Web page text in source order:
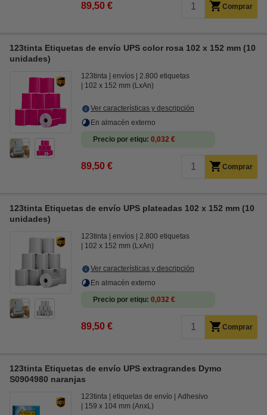
89,50 € Comprar
123tinta Etiquetas de envío UPS color rosa 102 x 152 mm (10
unidades)
123tinta envíos
2.800 etiquetas
102 x 152 mm (LxAn)
Ver características y descripción
En almacén externo
Precio por etiqu 0,032 €
89,50 € Comprar
123tinta Etiquetas de envío UPS plateadas 102 x 152 mm (10
unidades)
123tinta envíos
2.800 etiquetas
102 x 152 mm (LxAn)
Ver características y descripción
En almacén externo
Precio por etiqu 0,032 €
89,50 € Comprar
123tinta Etiquetas de envío UPS extragrandes Dymo
S0904980 naranjas
123tinta etiquetas de envío
Adhesivo
159 x 104 mm (AnxL)